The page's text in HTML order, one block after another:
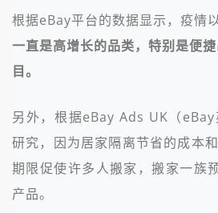
根据eBay平台的数据显示，疫情以
一直是高增长的品类，特别是便
目。
另外，根据eBay Ads UK（
研究，因为居家隔离节省的成本
期限促使许多人搬家，搬家一族
产品。